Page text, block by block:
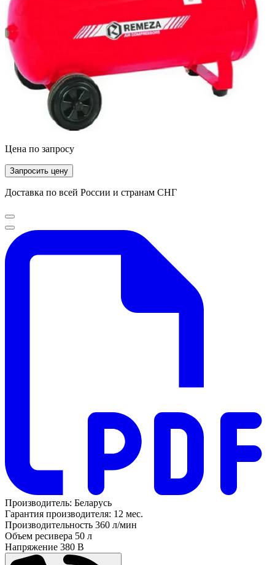
Цена по запросу
Запросить цену
Доставка по всей России и странам СНГ
Производитель: Беларусь
Гарантия производителя: 12 мес.
Производительность 360 л/мин
Объем ресивера 50 л
Напряжение 380 В